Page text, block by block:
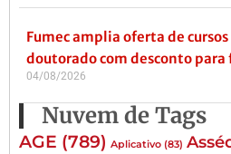
Fumec amplia oferta de
doutorado com desconto
04/08/2026
Nuvem de Tags
AGE (789) Aplicativo (83)